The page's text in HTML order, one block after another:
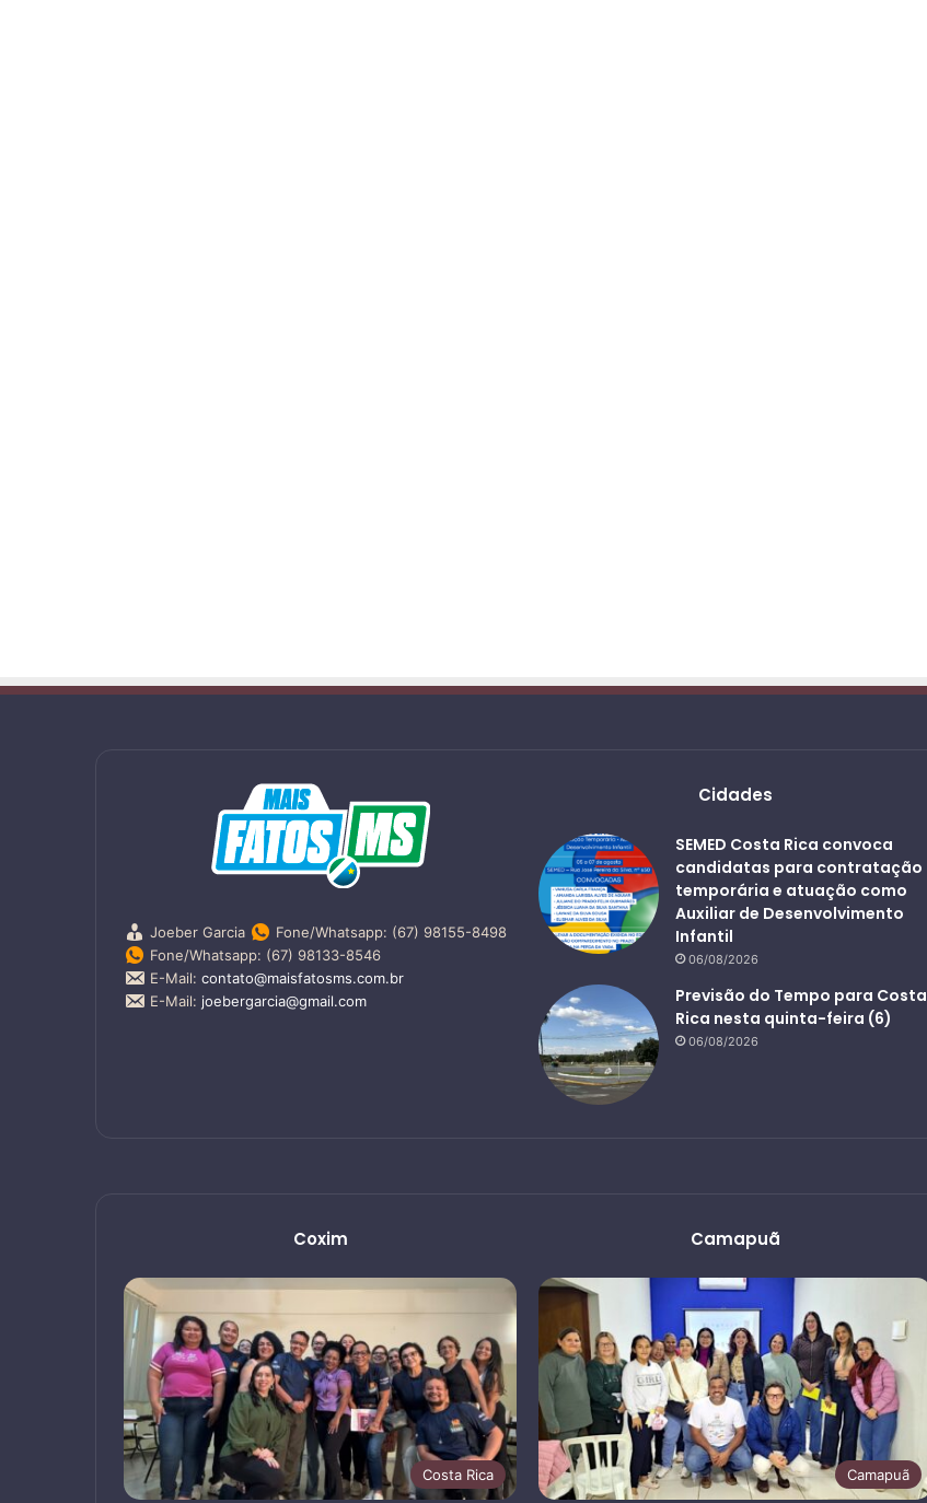
Joeber Garcia
Fone/Whatsapp: (67) 98155-8498
Fone/Whatsapp: (67) 98133-8546
E-Mail: contato@maisfatosms.com.br
E-Mail: joebergarcia@gmail.com
Cidades
SEMED Costa Rica convoca
candidatas para contratação
temporária e atuação como
Auxiliar de Desenvolvimento
Infantil
06/08/2026
Previsão do Tempo para Costa
Rica nesta quinta-feira (6)
06/08/2026
Coxim
Costa Rica
Camapuã
Camapuã